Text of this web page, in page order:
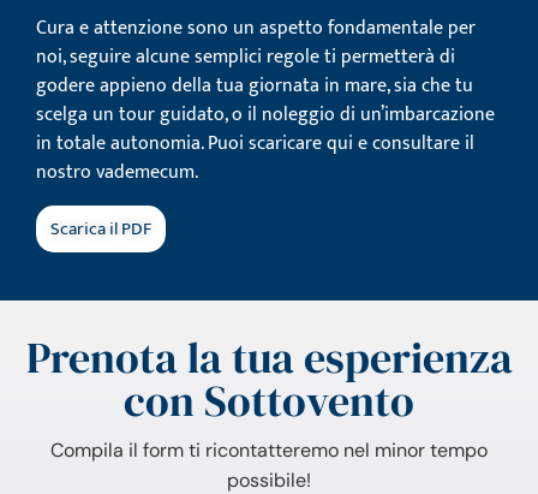
Cura e attenzione sono un aspetto fondamentale per
noi, seguire alcune semplici regole ti permetterà di
godere appieno della tua giornata in mare, sia che tu
scelga un tour guidato, o il noleggio di un’imbarcazione
in totale autonomia. Puoi scaricare qui e consultare il
nostro vademecum.
Scarica il PDF
Prenota la tua esperienza
con Sottovento
Compila il form ti ricontatteremo nel minor tempo
possibile!